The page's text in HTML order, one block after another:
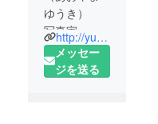
ゆうき）
写真家
1978年、愛
http://yukiao.jp/
メッセー
ジを送る